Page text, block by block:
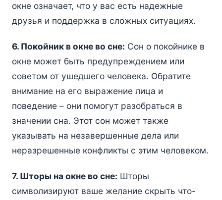
окне означает, что у вас есть надежные
друзья и поддержка в сложных ситуациях.
6. Покойник в окне во сне: Сон о покойнике в
окне может быть предупреждением или
советом от ушедшего человека. Обратите
внимание на его выражение лица и
поведение – они помогут разобраться в
значении сна. Этот сон может также
указывать на незавершенные дела или
неразрешенные конфликты с этим человеком.
7. Шторы на окне во сне: Шторы
символизируют ваше желание скрыть что-